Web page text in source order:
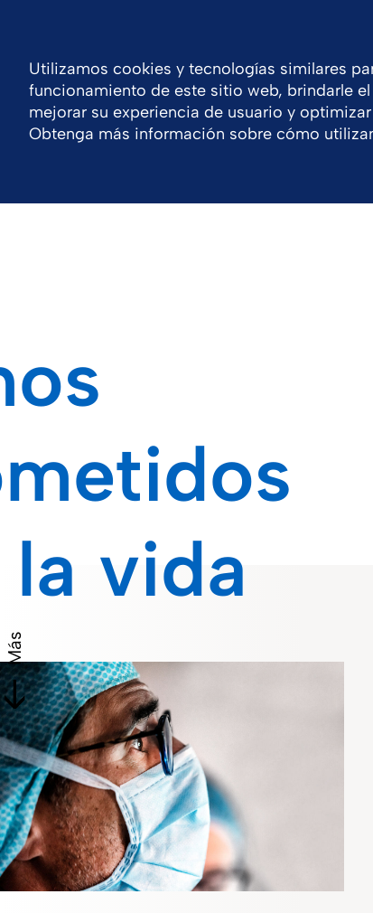
Compañía Portfolio Carreras
vida
Más
Utilizamos cookies y tecnologías similares
funcionamiento de este sitio web, brindarle
mejorar su experiencia de usuario y
Obtenga más información sobre cómo